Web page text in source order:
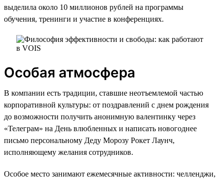
выделила около 10 миллионов рублей на программы
обучения, тренинги и участие в конференциях.
Особая атмосфера
В компании есть традиции, ставшие неотъемлемой частью
корпоративной культуры: от поздравлений с днем рождения
до возможности получить анонимную валентинку через
«Телеграм» на День влюбленных и написать новогоднее
письмо персональному Деду Морозу Рокет Лаунч,
исполняющему желания сотрудников.
Особое место занимают ежемесячные активности: челленджи,